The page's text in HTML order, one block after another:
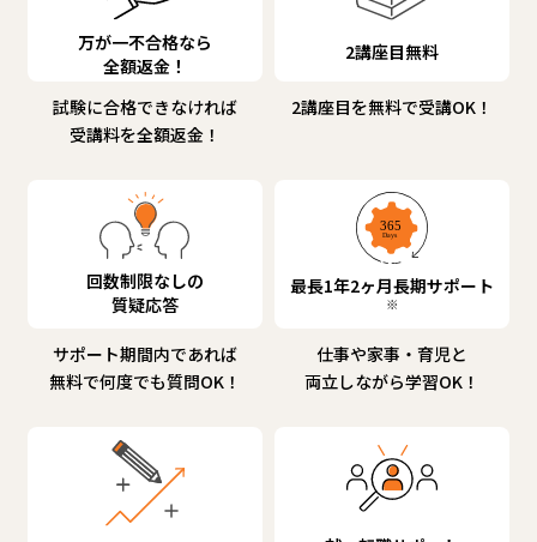
万が一不合格なら
全額返金！
試験に合格できなければ
受講料を全額返金！
2講座目無料
2講座目を無料で受講OK！
回数制限なしの
質疑応答
サポート期間内であれば
無料で何度でも質問OK！
最長1年2ヶ月長期サポート
※
仕事や家事・育児と
両立しながら学習OK！